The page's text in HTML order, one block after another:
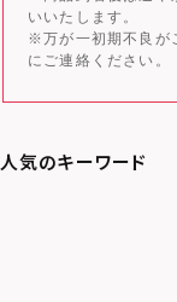
いいたします。
※万が一初期不良が
にご連絡ください。